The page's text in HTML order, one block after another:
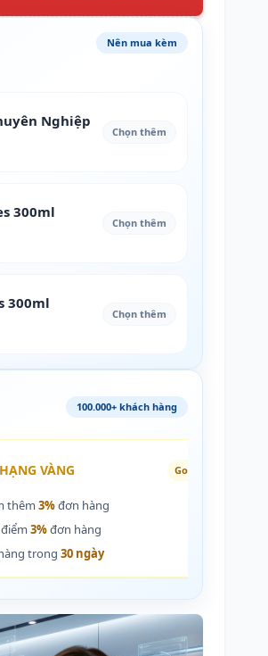
Nên mua kèm
Nghiệp
Chọn thêm
300ml
Chọn thêm
300ml
Chọn thêm
100.000+ khách hàng
HẠNG VÀNG Gold
thêm 3%đơn hàng
3%đơn hàng
trong 30 ngày